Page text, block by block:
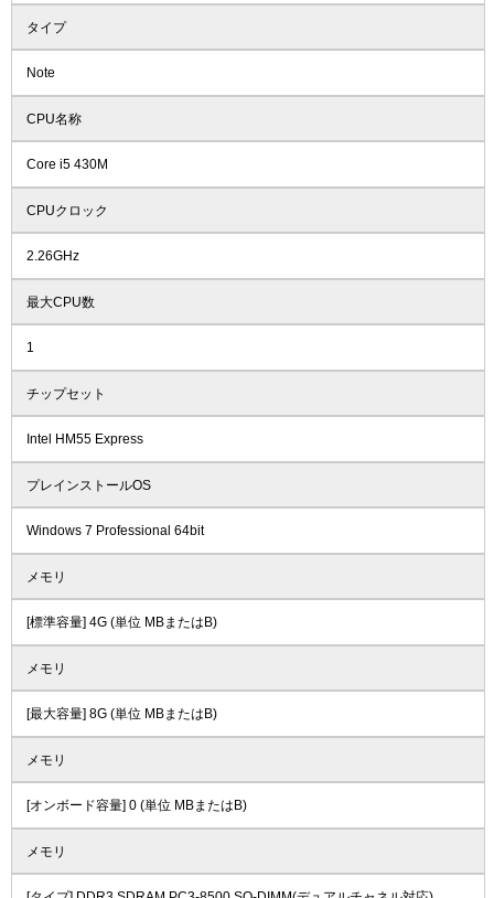
タイプ
Note
CPU名称
Core i5 430M
CPUクロック
2.26GHz
最大CPU数
1
チップセット
Intel HM55 Express
プレインストールOS
Windows 7 Professional 64bit
メモリ
[標準容量] 4G (単位 MBまたはB)
メモリ
[最大容量] 8G (単位 MBまたはB)
メモリ
[オンボード容量] 0 (単位 MBまたはB)
メモリ